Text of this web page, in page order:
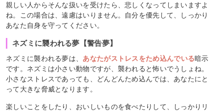
親しい人からそんな扱いを受けたら、悲しくなってしまいますよ
ね。この場合は、遠慮はいりません。自分を優先して、しっかり
あなた自身を守ってください。
ネズミに襲われる夢【警告夢】
ネズミに襲われる夢は、 あなたがストレスをため込んでいる暗示
です。ネズミは小さい動物ですが、襲われると怖いでうしょね。
小さなストレスであっても、どんどんため込んでは、あなたにと
って大きな脅威となります。
楽しいことをしたり、おいしいものを食べたりして、しっかりリ